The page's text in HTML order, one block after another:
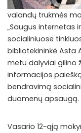
valandų trukmės
„Saugus internetas
socialiniuose
bibliotekininkė Asta
metu dalyviai gilino
informacijos
bendravimą
duomenų apsaugą.
Vasario 12-ąją